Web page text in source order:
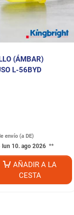
(ÁMBAR)
L-56BYD
envío (a DE)
lun 10. ago 2026 **
AÑADIR A LA
CESTA